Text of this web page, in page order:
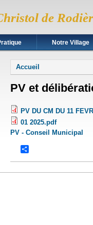
de
Notre Village
Vous êtes ici
Accueil
PV et
PV DU CM DU 11
01 2025.pdf
PV - Conseil Municipal